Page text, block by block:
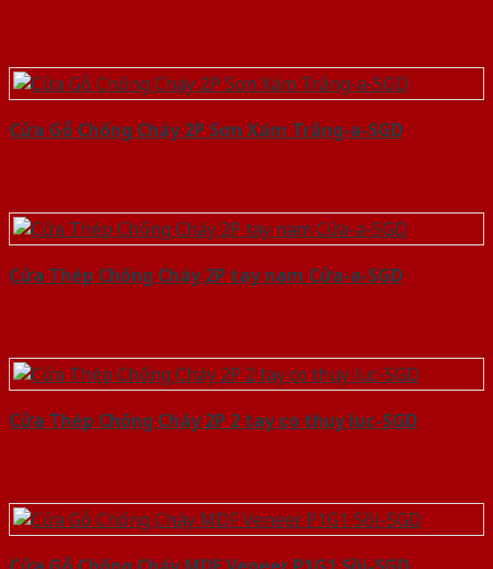
Cửa Gỗ Chống Cháy 2P Sơn Xám Trắng-a-SGD
Cửa Thép Chống Cháy 2P tay nam Cửa-a-SGD
Cửa Thép Chống Cháy 2P 2 tay co thuy luc-SGD